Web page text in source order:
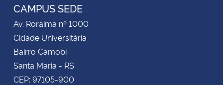
CAMPUS SEDE
Av. Roraima nº 1000
Cidade Universitária
Bairro Camobi
Santa Maria - RS
CEP: 97105-900